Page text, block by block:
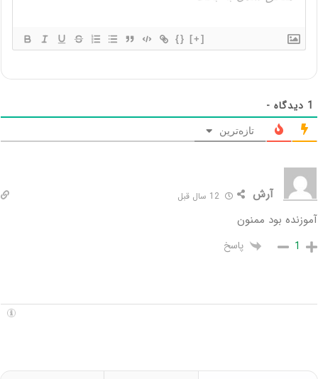
{} [+]
1 دیدگاه -
تازه‌ترین
آرش 12 سال قبل
آموزنده بود ممنون
1 پاسخ